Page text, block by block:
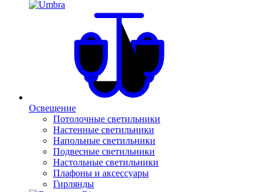
Освещение
Потолочные светильники
Настенные светильники
Напольные светильники
Подвесные светильники
Настольные светильники
Плафоны и аксессуары
Гирлянды